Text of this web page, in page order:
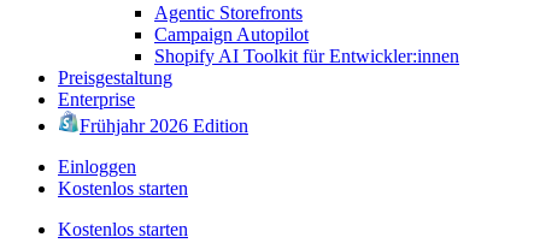
Agentic Storefronts
Campaign Autopilot
Shopify AI Toolkit für Entwickler:innen
Preisgestaltung
Enterprise
Frühjahr 2026 Edition
Einloggen
Kostenlos starten
Kostenlos starten